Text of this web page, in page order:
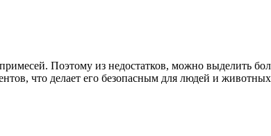
Поэтому из недостатков, можно выделить
что делает его безопасным для людей и